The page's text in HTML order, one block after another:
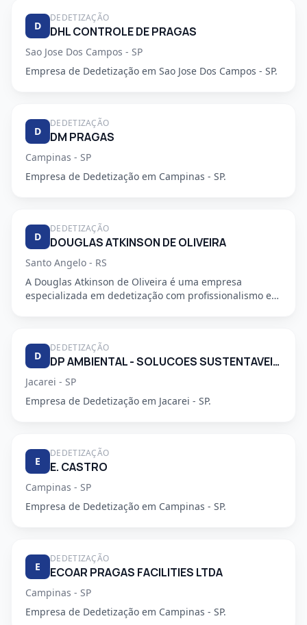
D
DEDETIZAÇÃO
DHL CONTROLE DE PRAGAS
Sao Jose Dos Campos - SP
Empresa de Dedetização em Sao Jose Dos Campos - SP.
D
DEDETIZAÇÃO
DM PRAGAS
Campinas - SP
Empresa de Dedetização em Campinas - SP.
D
DEDETIZAÇÃO
DOUGLAS ATKINSON DE OLIVEIRA
Santo Angelo - RS
A Douglas Atkinson de Oliveira é uma empresa
especializada em dedetização com profissionalismo e
D
DEDETIZAÇÃO
DP AMBIENTAL - SOLUCOES SUSTENTAVEIS LTDA
Jacarei - SP
Empresa de Dedetização em Jacarei - SP.
E
DEDETIZAÇÃO
E. CASTRO
Campinas - SP
Empresa de Dedetização em Campinas - SP.
E
DEDETIZAÇÃO
ECOAR PRAGAS FACILITIES LTDA
Campinas - SP
Empresa de Dedetização em Campinas - SP.